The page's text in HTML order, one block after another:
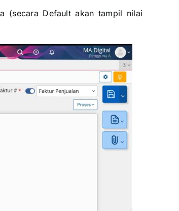
(secara Default akan tampil nilai